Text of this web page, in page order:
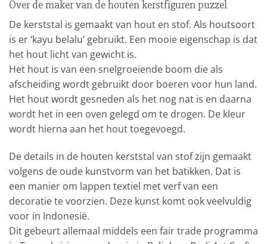
Over de maker van de houten kerstfiguren puzzel
De kerststal is gemaakt van hout en stof. Als houtsoort
is er ‘kayu belalu’ gebruikt. Een mooie eigenschap is dat
het hout licht van gewicht is.
Het hout is van een snelgroeiende boom die als
afscheiding wordt gebruikt door boeren voor hun land.
Het hout wordt gesneden als het nog nat is en daarna
wordt het in een oven gelegd om te drogen. De kleur
wordt hierna aan het hout toegevoegd.
De details in de houten kerststal van stof zijn gemaakt
volgens de oude kunstvorm van het batikken. Dat is
een manier om lappen textiel met verf van een
decoratie te voorzien. Deze kunst komt ook veelvuldig
voor in Indonesië.
Dit gebeurt allemaal middels een fair trade programma